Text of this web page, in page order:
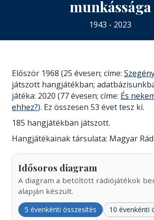
munkássága
1943 - 2023
Először 1968 (25 évesen; címe:
játszott hangjátékban;
játéka: 2020 (77 évesen; címe: És
ehhez?). Ez összesen 53 évet tesz ki.
185 hangjátékban játszott.
Hangjátékainak társulata: Magyar
Idősoros diagram
A diagram a betöltött rádiójátékok
alapján készült.
5 évenkénti összesítés 10 évenkénti